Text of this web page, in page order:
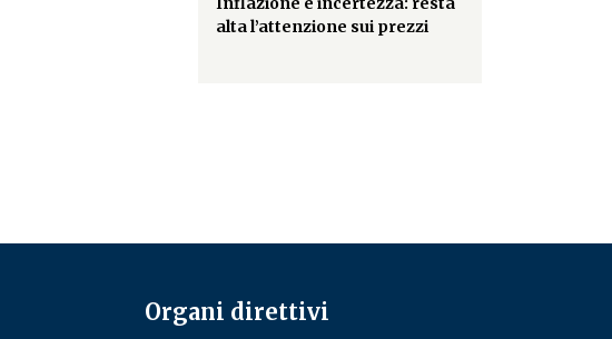
alta l’attenzione sui prezzi
Organi direttivi